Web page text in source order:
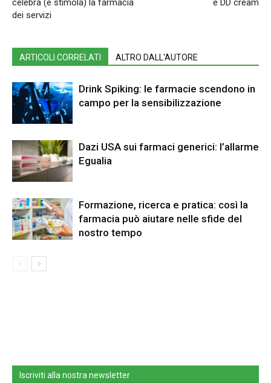
celebra (e stimola) la farmacia
dei servizi
e DD cream
ARTICOLI CORRELATI ALTRO DALL'AUTORE
Drink Spiking: le farmacie scendono in
campo per la sensibilizzazione
Dazi USA sui farmaci generici: l’allarme
Egualia
Formazione, ricerca e pratica: così la
farmacia può aiutare nelle sfide del
nostro tempo
Iscriviti alla nostra newsletter